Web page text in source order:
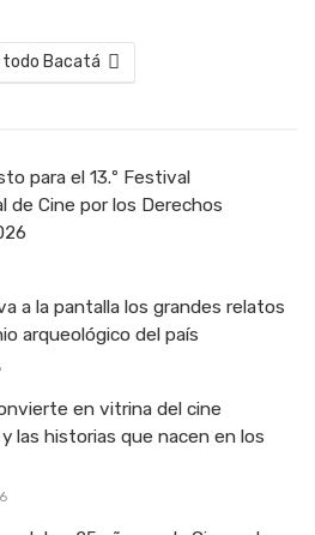
todo Bacatá
para el 13.º Festival
de Cine por los Derechos
a la pantalla los grandes relatos
arqueológico del país
en vitrina del cine
las historias que nacen en los